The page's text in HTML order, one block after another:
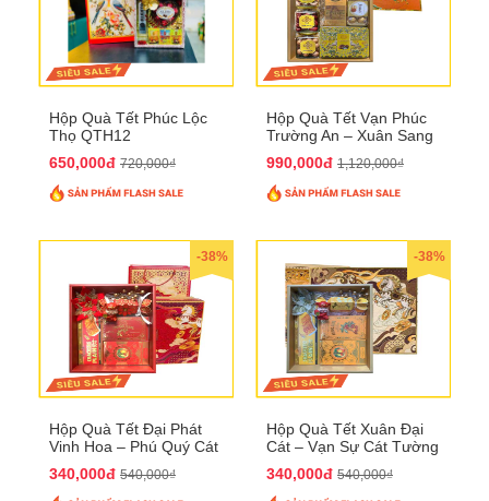
Hộp Quà Tết Phúc Lộc
Thọ QTH12
650,000đ 720,000₫
Hộp Quà Tết Vạn Phúc
Trường An – Xuân Sang
990,000đ 1,120,000₫
-38%
Hộp Quà Tết Đại Phát
Vinh Hoa – Phú Quý Cát
340,000đ 540,000₫
-38%
Hộp Quà Tết Xuân Đại
Cát – Vạn Sự Cát Tường
340,000đ 540,000₫